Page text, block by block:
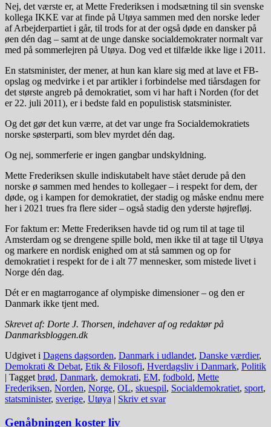
Nej, det værste er, at Mette Frederiksen i modsætning til sin svenske
kollega IKKE var at finde på Utøya sammen med den norske leder
af Arbejderpartiet i går, til trods for at der også døde en dansker på
øen dén dag – samt at de unge danske socialdemokrater normalt var
med på sommerlejren på Utøya. Dog ved et tilfælde ikke lige i 2011.
En statsminister, der mener, at hun kan klare sig med at lave et FB-
opslag og medvirke i et par artikler i forbindelse med tiårsdagen for
det største angreb på demokratiet, som vi har haft i Norden (for det
er 22. juli 2011), er i bedste fald en populistisk statsminister.
Og det gør det kun værre, at det var unge fra Socialdemokratiets
norske søsterparti, som blev myrdet dén dag.
Og nej, sommerferie er ingen gangbar undskyldning.
Mette Frederiksen skulle indiskutabelt have stået derude på den
norske ø sammen med hendes to kollegaer – i respekt for dem, der
døde, og i kampen for demokratiet, der stadig og måske endnu mere
her i 2021 trues fra flere sider – også stadig den yderste højrefløj.
For faktum er: Mette Frederiksen havde tid og rum til at tage til
Amsterdam og se drengene spille bold, men ikke til at tage til Utøya
og markere en nordisk enighed om at stå sammen og op for
demokratiet i respekt for de i alt 77 mennesker, som mistede livet i
Norge dén dag.
Dét er en magtarrogance af olympiske dimensioner – og den er
Danmark ikke tjent med.
Skrevet af: Dorte J. Thorsen, indehaver af og redaktør på
Danmarksbloggen.dk
Udgivet i Dagens dagsorden, Danmark i udlandet, Danske værdier,
Demokrati & Debat, Etik & Filosofi, Hverdagsliv i Danmark, Politik
| Tagget brød, Danmark, demokrati, EM, fodbold, Mette
Frederiksen, Norden, Norge, OL, skuespil, Socialdemokratiet, sport,
statsminister, sverige, Utøya | Skriv et svar
Genåbningen koster liv